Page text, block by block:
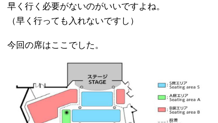
早く行く必要がないのがいいですよね。
（早く行っても入れないですし）
今回の席はここでした。